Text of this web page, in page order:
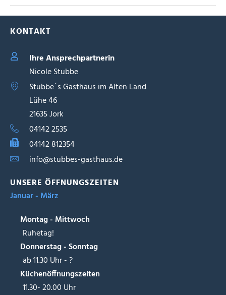
KONTAKT
Ihre Ansprechpartnerin
Nicole Stubbe
Stubbe´s Gasthaus im Alten Land
Lühe 46
21635 Jork
04142 2535
04142 812354
info@stubbes-gasthaus.de
UNSERE ÖFFNUNGSZEITEN
Januar - März
Montag - Mittwoch
Ruhetag!
Donnerstag - Sonntag
ab 11.30 Uhr - ?
Küchenöffnungszeiten
11.30- 20.00 Uhr